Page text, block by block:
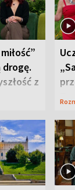
drogę.
z
Te